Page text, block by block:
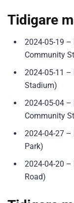
Tidigare
2024-05-19 –
Community
2024-05-11
Stadium)
2024-05-04 –
Community
2024-04-27 –
Park)
2024-04-20
Road)